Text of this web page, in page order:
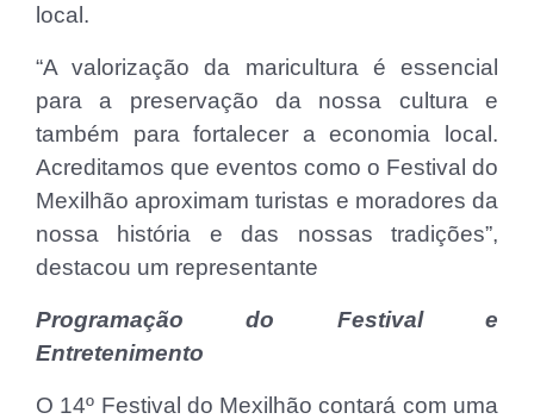
local.
“A valorização da maricultura é essencial
para a preservação da nossa cultura e
também para fortalecer a economia local.
Acreditamos que eventos como o Festival do
Mexilhão aproximam turistas e moradores da
nossa história e das nossas tradições”,
destacou um representante
Programação do Festival e
Entretenimento
O 14º Festival do Mexilhão contará com uma